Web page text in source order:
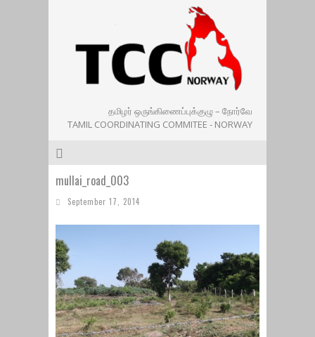
தமிழர் ஒருங்கிணைப்புக்குழு – நோர்வே
TAMIL COORDINATING COMMITEE - NORWAY
mullai_road_003
September 17, 2014